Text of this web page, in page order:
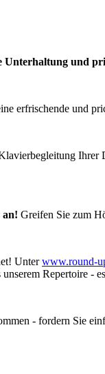
und
erfrischende und
an! Greifen Sie zum
Unterwww.round-
Repertoire -
- fordern Sie